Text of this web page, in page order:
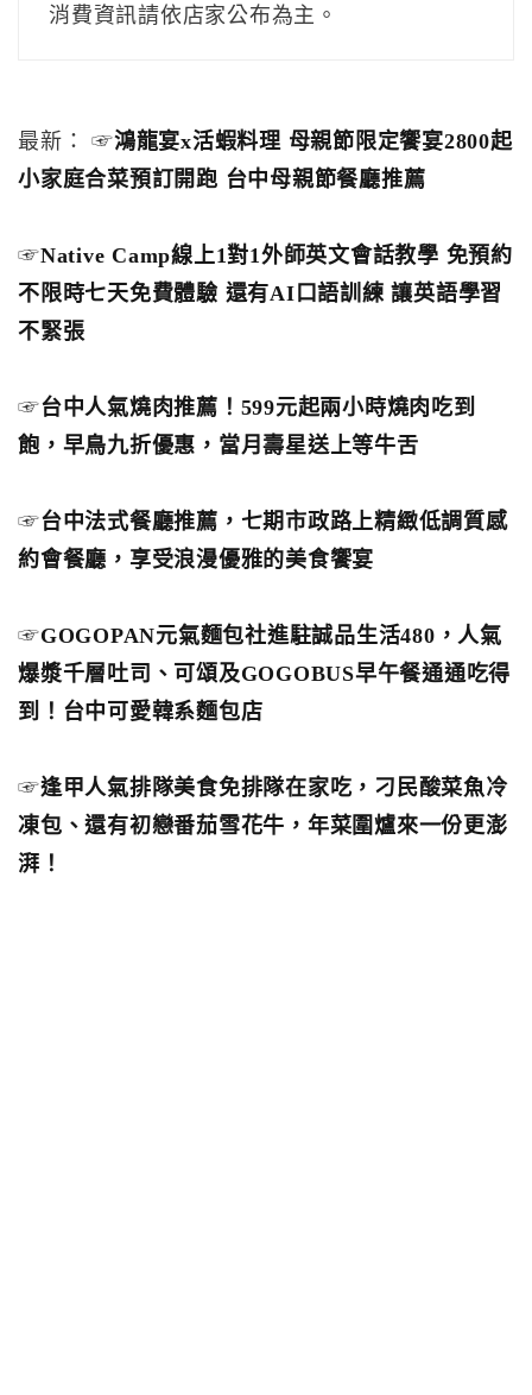
消費資訊請依店家公布為主。
最新： ☞鴻龍宴x活蝦料理 母親節限定饗宴2800起
小家庭合菜預訂開跑 台中母親節餐廳推薦
☞Native Camp線上1對1外師英文會話教學 免預約
不限時七天免費體驗 還有AI口語訓練 讓英語學習
不緊張
☞台中人氣燒肉推薦！599元起兩小時燒肉吃到
飽，早鳥九折優惠，當月壽星送上等牛舌
☞台中法式餐廳推薦，七期市政路上精緻低調質感
約會餐廳，享受浪漫優雅的美食饗宴
☞GOGOPAN元氣麵包社進駐誠品生活480，人氣
爆漿千層吐司、可頌及GOGOBUS早午餐通通吃得
到！台中可愛韓系麵包店
☞逢甲人氣排隊美食免排隊在家吃，刁民酸菜魚冷
凍包、還有初戀番茄雪花牛，年菜圍爐來一份更澎
湃！